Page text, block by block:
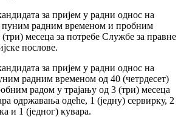
за пријем у радни однос на
пуним радним временом и пробним
месеца за потребе Службе за правне
послове.
за пријем у радни однос на
радним временом од 40 (четрдесет)
радом у трајању од 3 (три) месеца
одржавања одеће, 1 (једну) сервирку, 2
и 1 (једног) кувара.